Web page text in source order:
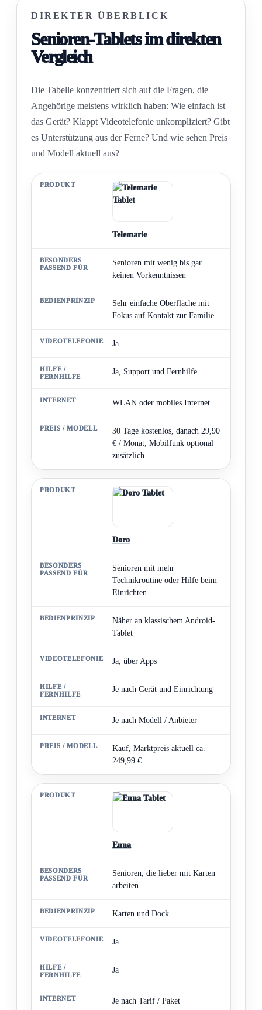
DIREKTER ÜBERBLICK
Senioren-Tablets im direkten
Vergleich
Die Tabelle konzentriert sich auf die Fragen, die
Angehörige meistens wirklich haben: Wie einfach ist
das Gerät? Klappt Videotelefonie unkompliziert? Gibt
es Unterstützung aus der Ferne? Und wie sehen Preis
und Modell aktuell aus?
PRODUKT
BEDIENPRINZIP
VIDEOTELEFONIE
INTERNET
PREIS / MODELL
Telemarie
Senioren mit wenig bis gar
keinen Vorkenntnissen
Sehr einfache Oberfläche mit
Fokus auf Kontakt zur Familie
Ja
Ja, Support und Fernhilfe
WLAN oder mobiles Internet
30 Tage kostenlos, danach 29,90
€ / Monat; Mobilfunk optional
zusätzlich
Doro
Senioren mit mehr
Technikroutine oder Hilfe beim
Einrichten
Näher an klassischem Android-
Tablet
Ja, über Apps
Je nach Gerät und Einrichtung
Je nach Modell / Anbieter
Kauf, Marktpreis aktuell ca.
249,99 €
Enna
Senioren, die lieber mit Karten
arbeiten
Karten und Dock
Ja
Ja
Je nach Tarif / Paket